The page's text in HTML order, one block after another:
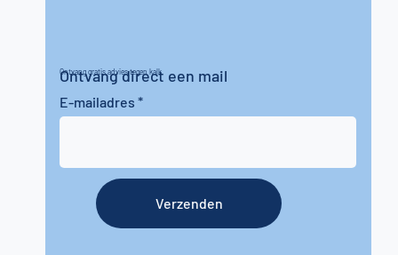
Ontvang gratis advies tegen kalk
Ontvang direct een mail
E-mailadres
Verzenden